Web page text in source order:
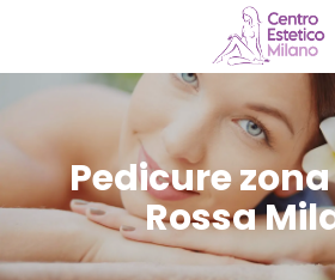
Pedicure
Rossa